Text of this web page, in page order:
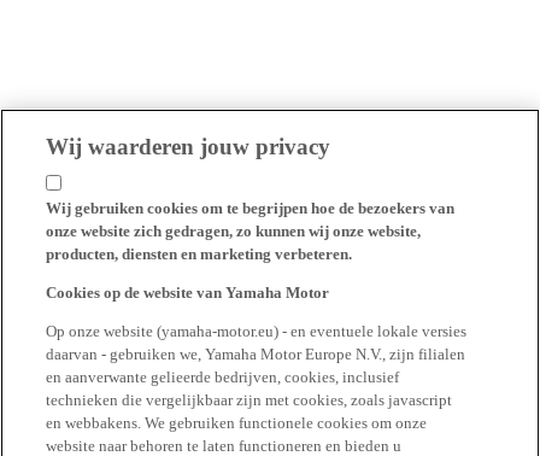
Wij waarderen jouw privacy
Wij gebruiken cookies om te begrijpen hoe de bezoekers van
onze website zich gedragen, zo kunnen wij onze website,
producten, diensten en marketing verbeteren.
Cookies op de website van Yamaha Motor
Op onze website (yamaha-motor.eu) - en eventuele lokale versies
daarvan - gebruiken we, Yamaha Motor Europe N.V., zijn filialen
en aanverwante gelieerde bedrijven, cookies, inclusief
technieken die vergelijkbaar zijn met cookies, zoals javascript
en webbakens. We gebruiken functionele cookies om onze
website naar behoren te laten functioneren en bieden u